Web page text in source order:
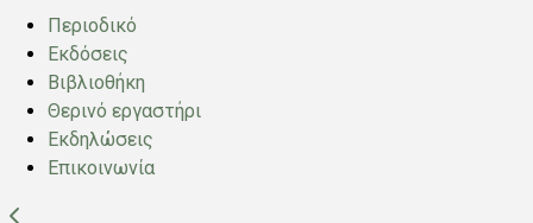
menu
Περιοδικό
Εκδόσεις
Βιβλιοθήκη
Θερινό εργαστήρι
Εκδηλώσεις
Επικοινωνία